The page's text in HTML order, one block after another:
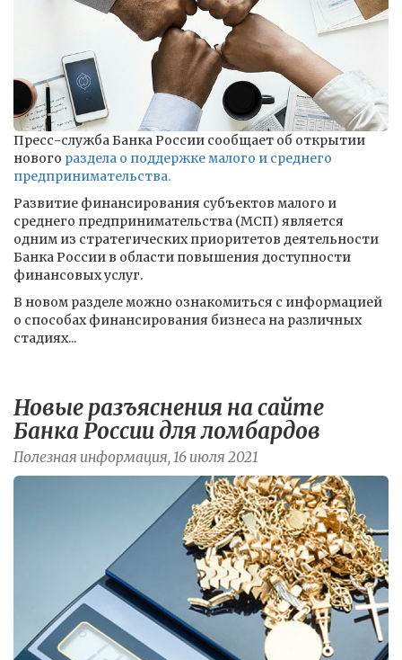
Пресс-служба Банка России сообщает об открытии
нового раздела о поддержке малого и среднего
предпринимательства.
Развитие финансирования субъектов малого и
среднего предпринимательства (МСП) является
одним из стратегических приоритетов деятельности
Банка России в области повышения доступности
финансовых услуг.
В новом разделе можно ознакомиться с информацией
о способах финансирования бизнеса на различных
стадиях...
Новые разъяснения на сайте
Банка России для ломбардов
Полезная информация, 16 июля 2021